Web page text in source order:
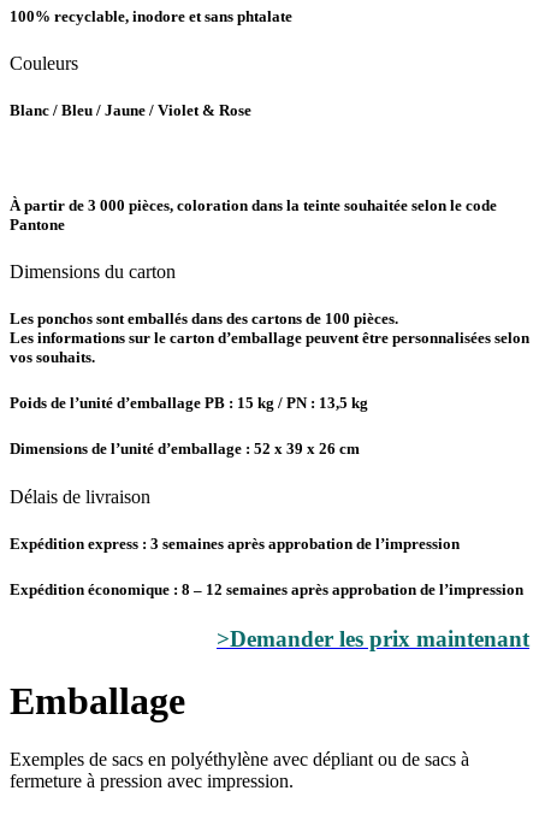
100% recyclable, inodore et sans phtalate
Couleurs
Blanc / Bleu / Jaune / Violet & Rose
À partir de 3 000 pièces, coloration dans la teinte souhaitée selon le code
Pantone
Dimensions du carton
Les ponchos sont emballés dans des cartons de 100 pièces.
Les informations sur le carton d’emballage peuvent être personnalisées selon
vos souhaits.
Poids de l’unité d’emballage PB : 15 kg / PN : 13,5 kg
Dimensions de l’unité d’emballage : 52 x 39 x 26 cm
Délais de livraison
Expédition express : 3 semaines après approbation de l’impression
Expédition économique : 8 – 12 semaines après approbation de l’impression
>Demander les prix maintenant
Emballage
Exemples de sacs en polyéthylène avec dépliant ou de sacs à
fermeture à pression avec impression.